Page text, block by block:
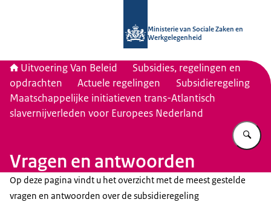
Ministerie van Sociale Zaken en
Werkgelegenheid
Uitvoering Van Beleid
Subsidies, regelingen en
opdrachten
Actuele regelingen
Subsidieregeling
Maatschappelijke initiatieven trans-Atlantisch
slavernijverleden voor Europees Nederland
Vragen en antwoorden
Op deze pagina vindt u het overzicht met de meest gestelde
vragen en antwoorden over de subsidieregeling